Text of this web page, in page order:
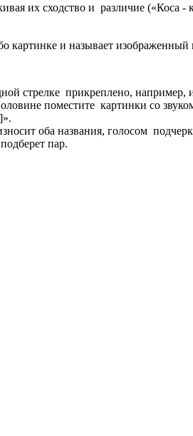
их сходство и различие («Коса -
и называет изображенный
стрелке прикреплено, например,
поместите картинки со
оба названия, голосом
пар.